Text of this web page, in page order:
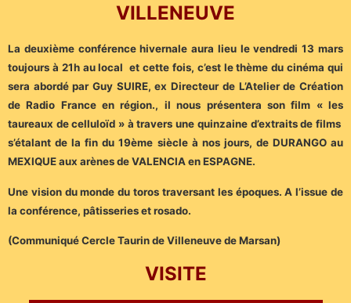
VILLENEUVE
La deuxième conférence hivernale aura lieu le vendredi 13 mars
toujours à 21h au local et cette fois, c’est le thème du cinéma qui
sera abordé par Guy SUIRE, ex Directeur de L’Atelier de Création
de Radio France en région., il nous présentera son film « les
taureaux de celluloïd » à travers une quinzaine d’extraits de films
s’étalant de la fin du 19ème siècle à nos jours, de DURANGO au
MEXIQUE aux arènes de VALENCIA en ESPAGNE.
Une vision du monde du toros traversant les époques. A l’issue de
la conférence, pâtisseries et rosado.
(Communiqué Cercle Taurin de Villeneuve de Marsan)
VISITE